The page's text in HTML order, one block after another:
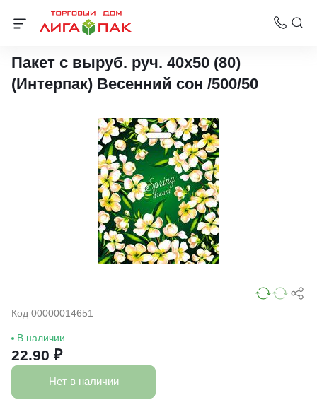
Пакеты с вырубной ручкой Интерпак
Пакет с выруб. руч. 40х50 (80)
(Интерпак) Весенний сон /500/50
Код 00000014651
В наличии
22.90 ₽
Нет в наличии